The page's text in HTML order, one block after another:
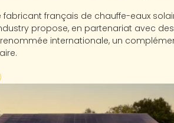
fabricant français de chauffe-eaux
propose, en partenariat avec des
internationale, un